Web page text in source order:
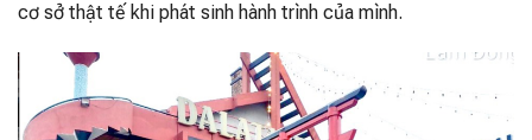
cơ sở thật tế khi phát sinh hành trình của mình.